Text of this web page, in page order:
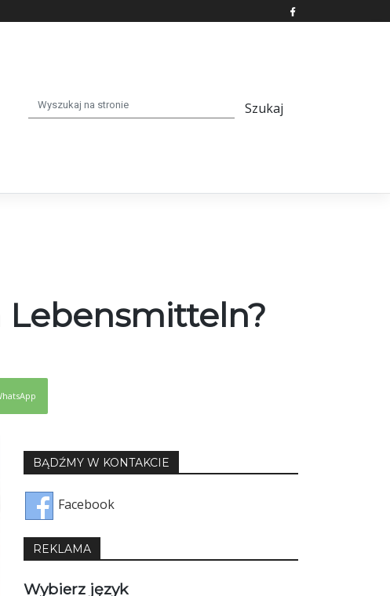
Lebensmitteln?
BĄDŹMY W KONTAKCIE
Facebook
REKLAMA
Wybierz język